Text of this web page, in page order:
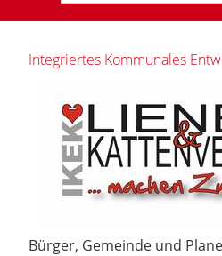
Integriertes Kommunales
Bürger, Gemeinde und